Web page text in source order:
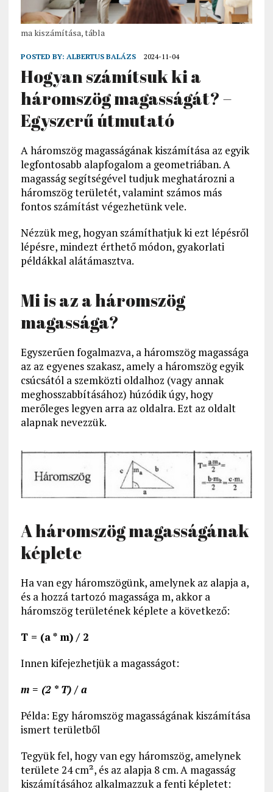
ma kiszámítása, tábla
POSTED BY: ALBERTUS BALÁZS 2024-11-04
Hogyan számítsuk ki a
háromszög magasságát? –
Egyszerű útmutató
A háromszög magasságának kiszámítása az egyik
legfontosabb alapfogalom a geometriában. A
magasság segítségével tudjuk meghatározni a
háromszög területét, valamint számos más
fontos számítást végezhetünk vele.
Nézzük meg, hogyan számíthatjuk ki ezt lépésről
lépésre, mindezt érthető módon, gyakorlati
példákkal alátámasztva.
Mi is az a háromszög
magassága?
Egyszerűen fogalmazva, a háromszög magassága
az az egyenes szakasz, amely a háromszög egyik
csúcsától a szemközti oldalhoz (vagy annak
meghosszabbításához) húzódik úgy, hogy
merőleges legyen arra az oldalra. Ezt az oldalt
alapnak nevezzük.
A háromszög magasságának
képlete
Ha van egy háromszögünk, amelynek az alapja a,
és a hozzá tartozó magassága m, akkor a
háromszög területének képlete a következő:
T = (a * m) / 2
Innen kifejezhetjük a magasságot:
m = (2 * T) / a
Példa: Egy háromszög magasságának kiszámítása
ismert területből
Tegyük fel, hogy van egy háromszög, amelynek
területe 24 cm², és az alapja 8 cm. A magasság
kiszámításához alkalmazzuk a fenti képletet: